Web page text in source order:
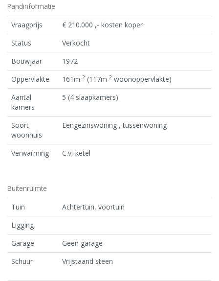
Pandinformatie
Vraagprijs
€ 210.000 ,- kosten koper
Status
Verkocht
Bouwjaar
1972
Oppervlakte
161m 2 (117m 2 woonoppervlakte)
Aantal
kamers
5 (4 slaapkamers)
Soort
woonhuis
Eengezinswoning , tussenwoning
Verwarming C.v.-ketel
Buitenruimte
Tuin
Achtertuin, voortuin
Ligging
Garage
Geen garage
Schuur
Vrijstaand steen